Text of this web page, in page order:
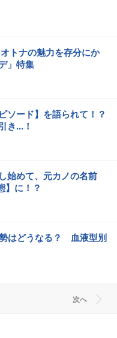
トナの魅力を存分にか
」特集
ソード】を語られて！？
き...！
始めて、元カノの名前
】に！？
勢はどうなる？ 血液型別
次へ